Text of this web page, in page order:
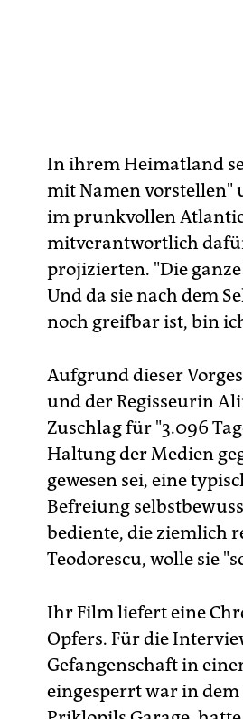
In ihrem Heimatland
mit Namen vorstellen"
im prunkvollen
mitverantwortlich
projizierten. "Die
Und da sie nach dem
noch greifbar ist, bin
Aufgrund dieser
und der Regisseurin
Zuschlag für "3.096
Haltung der Medien
gewesen sei, eine
Befreiung
bediente, die ziemlich
Teodorescu, wolle sie
Ihr Film liefert eine
Opfers. Für die
Gefangenschaft in
eingesperrt war in